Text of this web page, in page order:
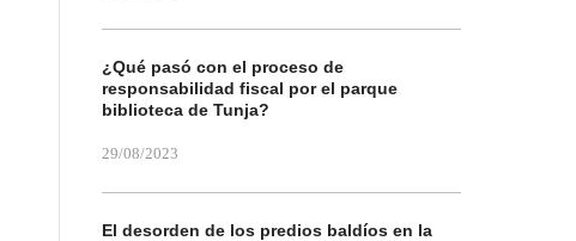
¿Qué pasó con el proceso de
responsabilidad fiscal por el parque
biblioteca de Tunja?
29/08/2023
El desorden de los predios baldíos en la